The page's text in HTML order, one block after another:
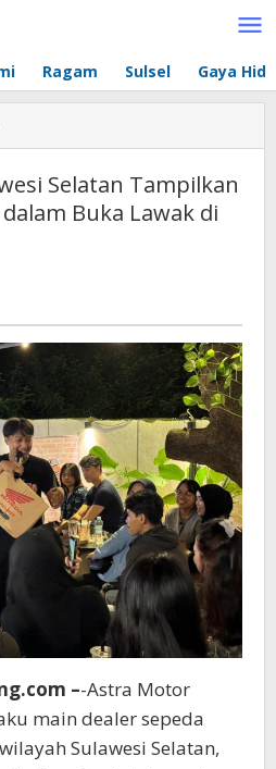
Ragam Sulsel Gaya
Motor
Selatan
Tampilkan
Buka
Lawak
di
Gowa
Selatan Tampilkan
Buka Lawak di
–-Astra Motor
main dealer sepeda
Sulawesi Selatan,